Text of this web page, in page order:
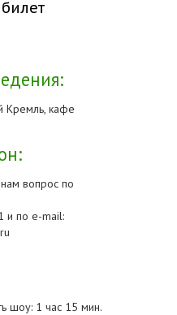
Кремль, кафе
вопрос по
и по e-mail:
шоу: 1 час 15 мин.